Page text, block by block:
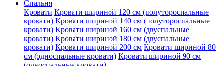
Спальня
Кровати Кровати шириной 120 см (полутороспальные
кровати) Кровати шириной 140 см (полутороспальные
кровати) Кровати шириной 160 см (двуспальные
кровати) Кровати шириной 180 см (двуспальные
кровати) Кровати шириной 200 см Кровати шириной 80
см (односпальные кровати) Кровати шириной 90 см